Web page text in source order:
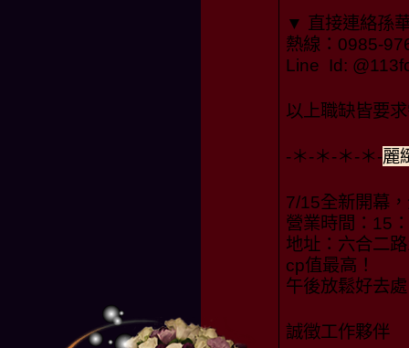
▼ 直接連絡孫
熱線：0985-
Line Id:
以上職缺皆要
-＊-＊-＊-＊-麗
7/15全新開幕
營業時間：15
地址：六合二
cp值最高！
午後放鬆好去
誠徵工作夥伴